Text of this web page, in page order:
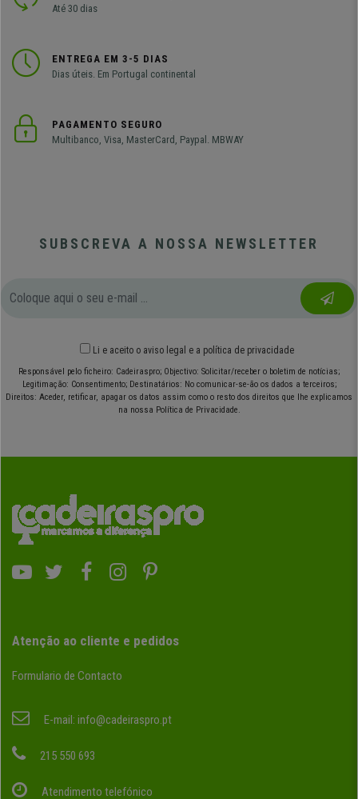
Até 30 dias
ENTREGA EM 3-5 DIAS
Dias úteis. Em Portugal continental
PAGAMENTO SEGURO
Multibanco, Visa, MasterCard, Paypal. MBWAY
SUBSCREVA A NOSSA NEWSLETTER
Li e aceito o aviso legal e a política de privacidade
Responsável pelo ficheiro: Cadeiraspro; Objectivo: Solicitar/receber o boletim de notícias;
Legitimação: Consentimento; Destinatários: No comunicar-se-ão os dados a terceiros;
Direitos: Aceder, retificar, apagar os datos assim como o resto dos direitos que lhe explicamos
na nossa Política de Privacidade.
Atenção ao cliente e pedidos
Formulario de Contacto
E-mail: info@cadeiraspro.pt
215 550 693
Atendimento telefónico